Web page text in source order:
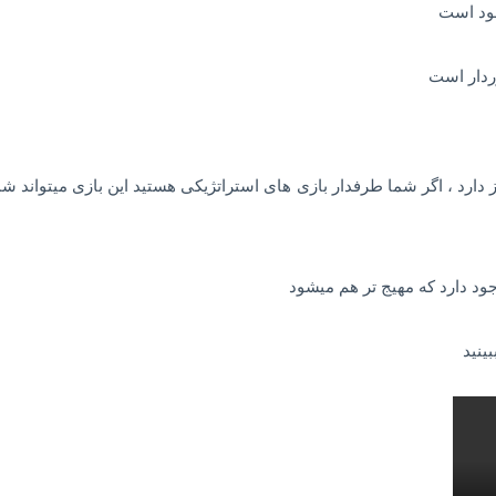
است
است
دارد ، اگر شما طرفدار بازی های استراتژیکی هستید این بازی
دارد که مهیج تر هم میشود